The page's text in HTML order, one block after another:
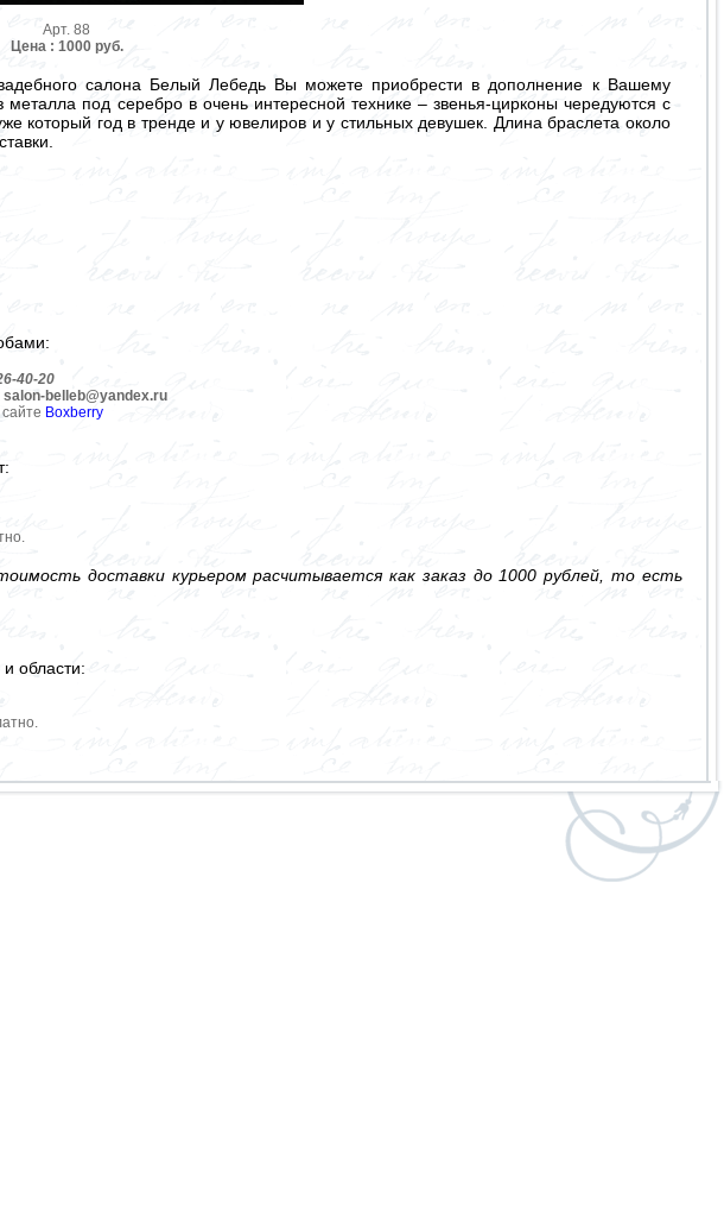
Арт. 88
Цена : 1000 руб.
салона Белый Лебедь Вы можете приобрести в дополнение к Вашему
под серебро в очень интересной технике – звенья-цирконы чередуются с
который год в тренде и у ювелиров и у стильных девушек. Длина браслета около
40-20
salon-belleb@yandex.ru
Boxberry
доставки курьером расчитывается как заказ до 1000 рублей, то есть
области: